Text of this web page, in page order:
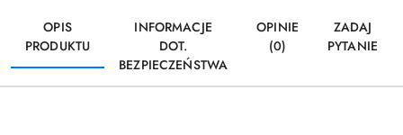
OPIS
PRODUKTU
INFORMACJE
DOT.
BEZPIECZEŃSTWA
OPINIE
(0)
ZADAJ
PYTANIE